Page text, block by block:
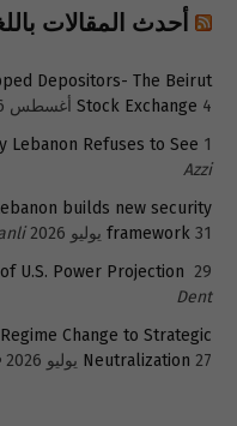
أحدث المقالات
Depositors- The Beirut
Stock Exchange 4 أغسطس 2026
Lebanon Refuses to See 1 أغسطس 2026
Azzi
builds new security
framework 31 يوليو 2026
U.S. Power Projection 29 يوليو 2026
Dent
Change to Strategic
Neutralization 27 يوليو 2026